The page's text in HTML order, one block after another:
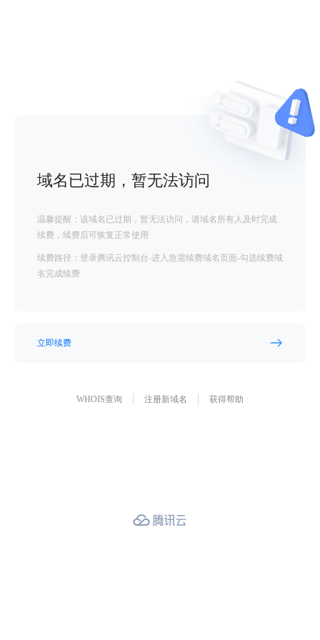
域名已过期，暂无法访问
温馨提醒：该域名已过期，暂无法访问，请域名所有人及时完成
续费，续费后可恢复正常使用
续费路径：登录腾讯云控制台-进入急需续费域名页面-勾选续费域
名完成续费
立即续费
WHOIS查询 注册新域名 获得帮助